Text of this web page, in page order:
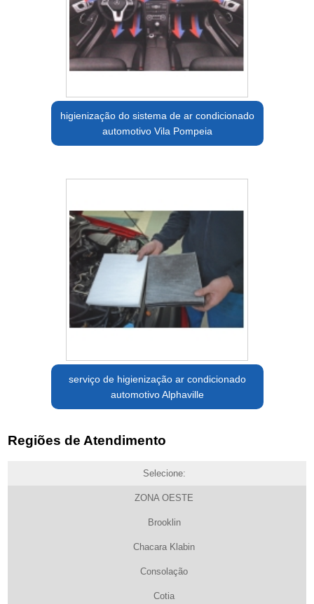
higienização do sistema de ar condicionado
automotivo Vila Pompeia
serviço de higienização ar condicionado
automotivo Alphaville
Regiões de Atendimento
Selecione:
ZONA OESTE
Brooklin
Chacara Klabin
Consolação
Cotia